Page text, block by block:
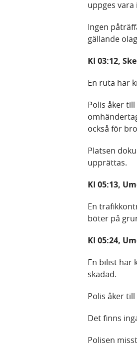
uppges
Ingen
gällande
Kl 03:12,
En ruta har
Polis åker
också för
Platsen
upprättas.
Kl 05:13,
En
böter på
Kl 05:24,
En bilist har
skadad.
Polis åker
Det finns
Polisen